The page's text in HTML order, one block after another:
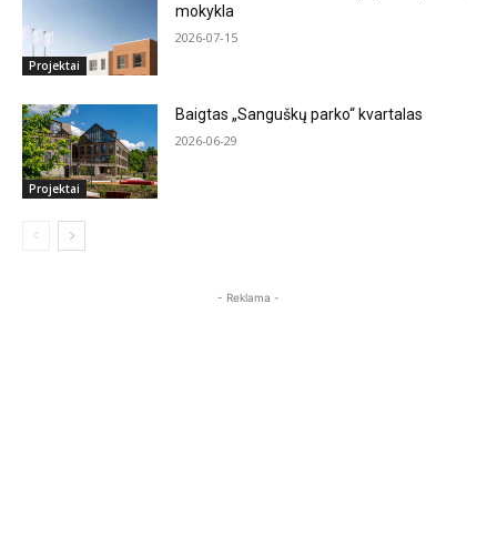
Projektai
mokykla
2026-07-15
Projektai
Baigtas „Sanguškų parko“ kvartalas
2026-06-29
- Reklama -